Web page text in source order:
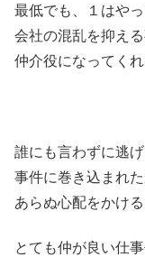
最低でも、１はや
会社の混乱を抑え
仲介役になってく
誰にも言わずに逃げ
事件に巻き込まれた
あらぬ心配をかけ
とても仲が良い仕